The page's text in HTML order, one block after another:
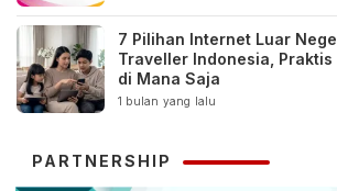
7 Pilihan Internet Luar
Traveller Indonesia,
di Mana Saja
1 bulan yang lalu
PARTNERSHIP